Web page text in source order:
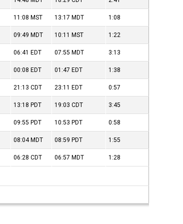
11:08 MST 13:17 MDT 1:08
09:49 MDT 10:11 MST 1:22
06:41 EDT 07:55 MDT 3:13
00:08 EDT 01:47 EDT 1:38
21:13CDT 23:11 EDT 0:57
13:18 PDT 19:03CDT 3:45
09:55 PDT 10:53 PDT 0:58
08:04 MDT 08:59 PDT 1:55
06:28CDT 06:57 MDT 1:28